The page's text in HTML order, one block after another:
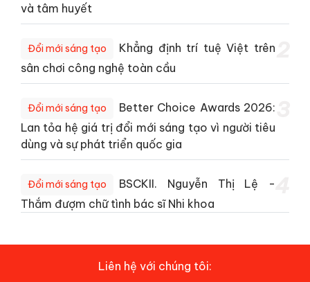
và tâm huyết
Đổi mới sáng tạo
Khẳng định trí tuệ Việt trên
sân chơi công nghệ toàn cầu
Đổi mới sáng tạo
Better Choice Awards 2026:
Lan tỏa hệ giá trị đổi mới sáng tạo vì người tiêu
dùng và sự phát triển quốc gia
Đổi mới sáng tạo
BSCKII. Nguyễn Thị Lệ -
Thắm đượm chữ tình bác sĩ Nhi khoa
Liên hệ với chúng tôi: